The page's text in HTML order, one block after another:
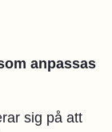
anpassas
sig på att